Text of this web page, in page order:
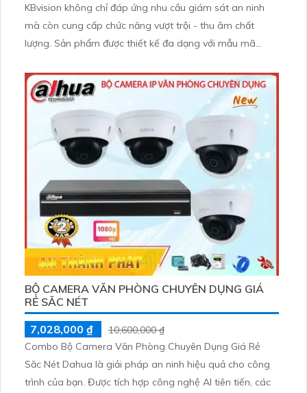
KBvision không chỉ đáp ứng nhu cầu giám sát an ninh
mà còn cung cấp chức năng vượt trội - thu âm chất
lượng. Sản phẩm được thiết kế đa dạng với mẫu mã
nghiệp cho không gian văn phòng của bạn. Đảm bảo sự
an tâm và hiệu quả cho hệ thống camera giám sát của
BỘ CAMERA VĂN PHÒNG CHUYÊN DỤNG GIÁ
RẺ SĂC NÉT
7,028,000 ₫
10,600,000 ₫
Combo Bộ Camera Văn Phòng Chuyên Dụng Giá Rẻ
Săc Nét Dahua là giải pháp an ninh hiệu quả cho công
trình của bạn. Được tích hợp công nghệ AI tiên tiến, các